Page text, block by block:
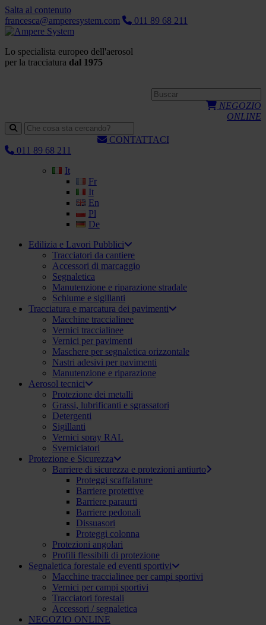
Salta al contenuto
francesca@amperesystem.com
011 89 68 211
Lo specialista europeo dell'aerosol
per la tracciatura dal 1975
NEGOZIO
ONLINE
CONTATTACI
011 89 68 211
It
Fr
It
En
Pl
De
Edilizia e Lavori Pubblici
Tracciatori da cantiere
Accessori di marcaggio
Segnaletica
Manutenzione e riparazione stradale
Schiume e sigillanti
Tracciatura e marcatura dei pavimenti
Macchine traccialinee
Vernici traccialinee
Vernici per pavimenti
Maschere per segnaletica orizzontale
Nastri adesivi per pavimenti
Manutenzione e riparazione
Aerosol tecnici
Protezione dei metalli
Grassi, lubrificanti e sgrassatori
Detergenti
Sigillanti
Vernici spray RAL
Sverniciatori
Protezione e Sicurezza
Barriere di sicurezza e protezioni antiurto
Proteggi scaffalature
Barriere protettive
Barriere paraurti
Barriere pedonali
Dissuasori
Proteggi colonna
Protezioni angolari
Profili flessibili di protezione
Segnaletica forestale ed eventi sportivi
Macchine traccialinee per campi sportivi
Vernici per campi sportivi
Tracciatori forestali
Accessori / segnaletica
NEGOZIO ONLINE